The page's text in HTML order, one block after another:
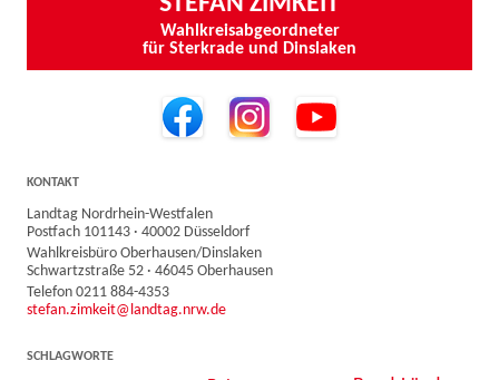
Wahlkreisabgeordneter
für Sterkrade und Dinslaken
KONTAKT
Landtag Nordrhein-Westfalen
Postfach 101143 · 40002 Düsseldorf
Wahlkreisbüro Oberhausen/Dinslaken
Schwartzstraße 52 · 46045 Oberhausen
Telefon 0211 884-4353
stefan.zimkeit@landtag.nrw.de
SCHLAGWORTE